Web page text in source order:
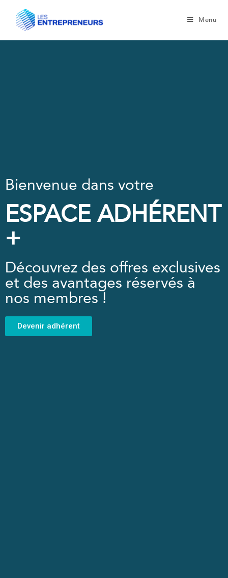
Menu
Bienvenue dans votre
ESPACE ADHÉRENT
+
Découvrez des offres exclusives
et des avantages réservés à
nos membres !
Devenir adhérent